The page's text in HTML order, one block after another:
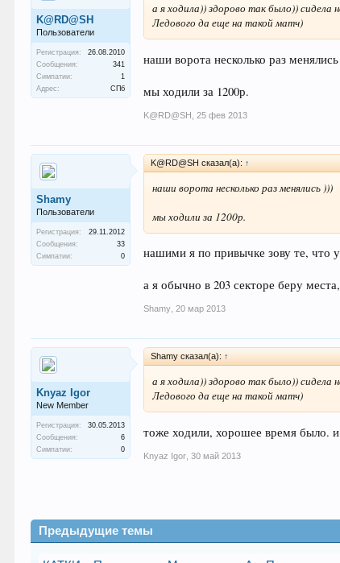
K@RD@SH
Пользователи
Регистрация:
26.08.2010
Сообщения:
341
Симпатии:
1
Адрес:
СПб
а я ходила)) здорово так было)) сидела
Ледового да еще на такой матч)
наши ворота несколько раз
мы ходили за 1200р.
K@RD@SH 25 фев 2013
Shamy
Пользователи
Регистрация:
29.11.2012
Сообщения:
33
Симпатии:
0
K@RD@SH сказал(а): ↑
наши ворота несколько раз менялись )))
мы ходили за 1200р.
нашими я по привычке зову те, что
а я обычно в 203 секторе беру
Shamy 20 мар 2013
Knyaz Igor
New Member
Регистрация:
30.05.2013
Сообщения:
6
Симпатии:
0
Shamy сказал(а): ↑
а я ходила)) здорово так было)) сидела
Ледового да еще на такой матч)
тоже ходили, хорошее время было.
Knyaz Igor 30 май 2013
Предыдущие темы